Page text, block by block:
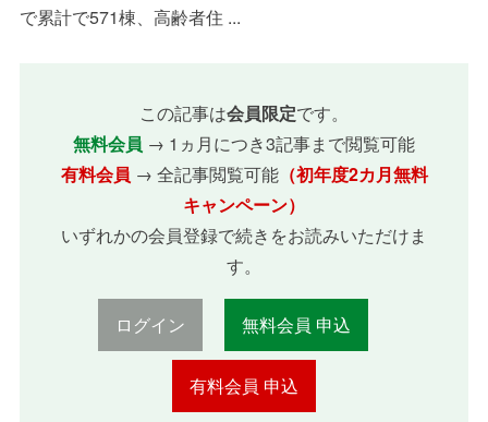
で累計で571棟、高齢者住 ...
この記事は会員限定です。
無料会員 → 1ヵ月につき3記事まで閲覧可能
有料会員 → 全記事閲覧可能（初年度2カ月無料
キャンペーン）
いずれかの会員登録で続きをお読みいただけま
す。
ログイン 無料会員 申込
有料会員 申込